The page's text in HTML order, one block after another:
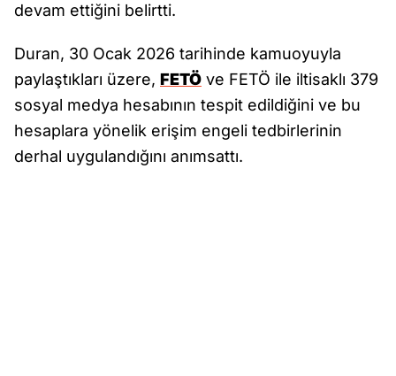
devam ettiğini belirtti.
Duran, 30 Ocak 2026 tarihinde kamuoyuyla
paylaştıkları üzere, FETÖ ve FETÖ ile iltisaklı 379
sosyal medya hesabının tespit edildiğini ve bu
hesaplara yönelik erişim engeli tedbirlerinin
derhal uygulandığını anımsattı.